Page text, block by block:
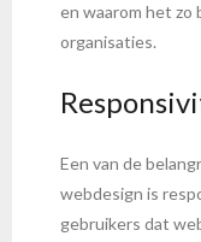
en waarom het zo
organisaties.
Een van de
webdesign is
gebruikers dat